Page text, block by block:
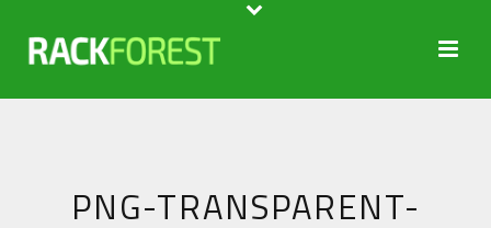
PNG-TRANSPARENT-